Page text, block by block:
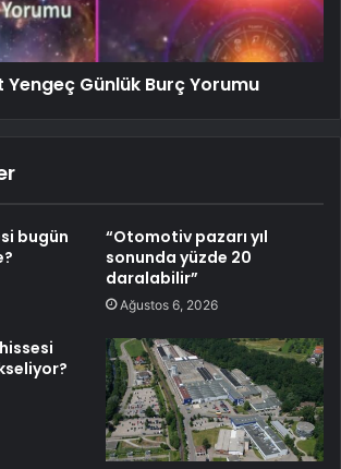
Yengeç Günlük Burç Yorumu
bugün
“Otomotiv pazarı yıl
sonunda yüzde 20
daralabilir”
Ağustos 6, 2026